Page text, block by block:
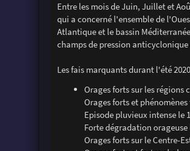
Entre les mois de Juin, Juillet et
qui a concerné l'ensemble de
Atlantique et le bassin
champs de pression
Les fais marquants durant l'été
Orages forts sur les régions
Orages forts et
Episode pluvieux intense le
Forte dégradation orageuse
Orages forts sur le Centre-